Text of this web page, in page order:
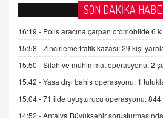
AV. DOĞAN CAN
Kişisel verilerin
gelişimi
SEHER EREK
Kış Ayları Geldi, Hangi
9.12.2025 10:11
SON DAKİKA
16:19 - Polis aracına çarpan otomobilde 6
15:58 -Zincirleme trafik kazası: 29 kişi
15:50 -Silah ve mühimmat operasyonu: 2
15:42 -Yasa dışı bahis operasyonu: 1
15:04 -71 ilde uyuşturucu operasyonu: 844
14:52 -Antalya Büyükşehir